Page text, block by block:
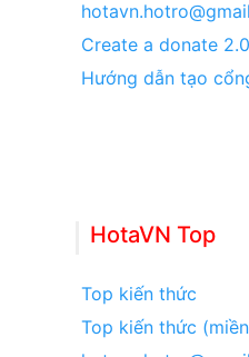
Create a donate 2.0
Hướng dẫn tạo
HotaVN Top
Top kiến thức
Top kiến thức